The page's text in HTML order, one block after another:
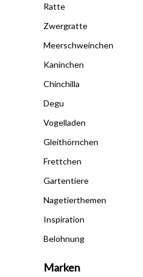
Ratte
Zwergratte
Meerschweinchen
Kaninchen
Chinchilla
Degu
Vogelladen
Gleithörnchen
Frettchen
Gartentiere
Nagetierthemen
Inspiration
Belohnung
Marken